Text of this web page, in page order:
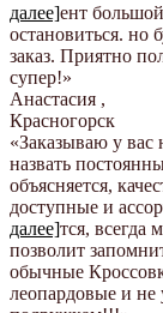
далее]ент
остановиться. но
заказ. Приятно
супер!»
Анастасия ,
Красногорск
«Заказываю у
назвать
объясняется,
доступные и
далее]тся, всегда
позволит
обычные
леопардовые и не